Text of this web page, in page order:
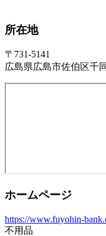
所在地
〒731-5141
広島県広島市佐伯区千
ホームページ
https://www.fuyohin-
不用品